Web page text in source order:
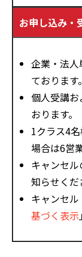
お申し込み・
企業・法
ております。
個人受講
おります。
1クラス4
場合は6営
キャンセ
知らせくだ
キャンセ
基づく表示